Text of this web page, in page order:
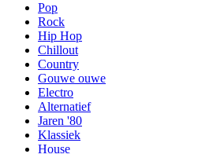
Pop
Rock
Hip Hop
Chillout
Country
Gouwe ouwe
Electro
Alternatief
Jaren '80
Klassiek
House